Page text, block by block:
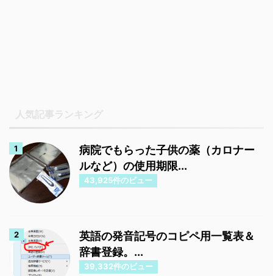
病院でもらった子供の薬（カロナー
ルなど）の使用期限...
43,925件のビュー
英語の発音記号のコピペ用一覧表＆
辞書登録。...
39,332件のビュー